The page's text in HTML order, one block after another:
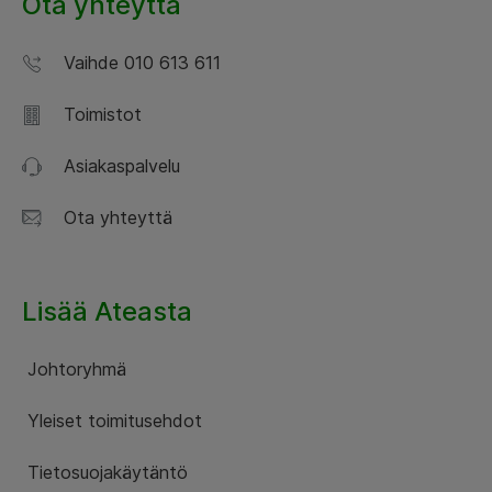
Vaihde 010 613 611
Toimistot
Asiakaspalvelu
Ota yhteyttä
Lisää Ateasta
Johtoryhmä
Yleiset toimitusehdot
Tietosuojakäytäntö